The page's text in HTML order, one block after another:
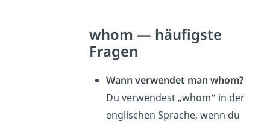
whom — häufigste
Fragen
Wann verwendet man whom?
Du verwendest „whom“ in der
englischen Sprache, wenn du